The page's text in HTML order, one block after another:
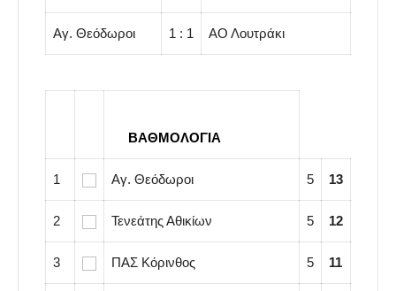
Αγ. Θεόδωροι 1 : 1 ΑΟ Λουτράκι
ΒΑΘΜΟΛΟΓΙΑ
1 Αγ. Θεόδωροι 5 13
2 Τενεάτης Αθικίων 5 12
3 ΠΑΣ Κόρινθος 5 11